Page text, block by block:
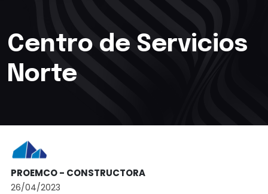
Centro de Servicios
Norte
PROEMCO - CONSTRUCTORA
26/04/2023